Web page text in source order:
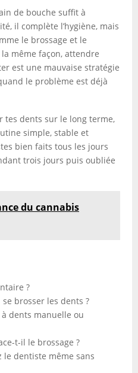
de bouche suffit à
il complète l’hygiène, mais
le brossage et le
même façon, attendre
est une mauvaise stratégie
le problème est déjà
tes dents sur le long terme,
simple, stable et
bien faits tous les jours
trois jours puis oubliée
du cannabis
?
brosser les dents ?
dents manuelle ou
t-il le brossage ?
dentiste même sans